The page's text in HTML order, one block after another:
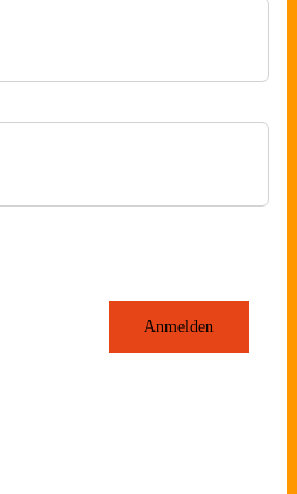
Anmelden